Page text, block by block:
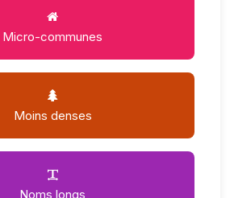
Micro-communes
Moins denses
Noms longs